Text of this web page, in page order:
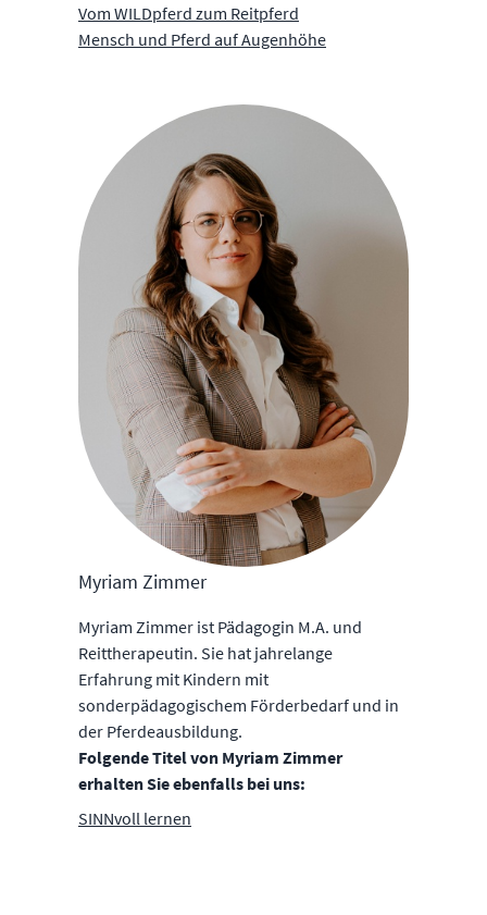
Vom WILDpferd zum Reitpferd
Mensch und Pferd auf Augenhöhe
Myriam Zimmer
Myriam Zimmer ist Pädagogin M.A. und
Reittherapeutin. Sie hat jahrelange
Erfahrung mit Kindern mit
sonderpädagogischem Förderbedarf und in
der Pferdeausbildung.
Folgende Titel von Myriam Zimmer
erhalten Sie ebenfalls bei uns:
SINNvoll lernen